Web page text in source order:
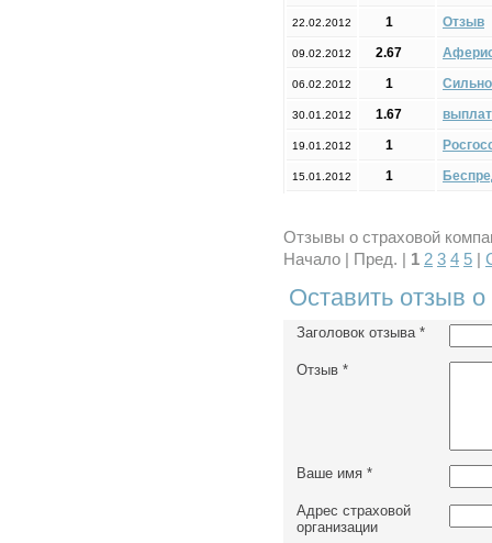
22.02.2012 1 Отзыв
09.02.2012 2.67
06.02.2012 1
30.01.2012 1.67
19.01.2012 1
15.01.2012 1
Отзывы о страховой
Начало | Пред. | 1 2 3 4 5
Оставить отзыв о
Заголовок отзыва *
Отзыв *
Ваше имя *
Адрес страховой
организации